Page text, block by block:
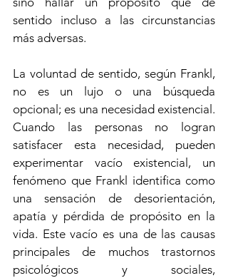
sentido incluso a las circunstancias
más adversas.
La voluntad de sentido, según Frankl,
no es un lujo o una búsqueda
opcional; es una necesidad existencial.
Cuando las personas no logran
satisfacer esta necesidad, pueden
experimentar vacío existencial, un
fenómeno que Frankl identifica como
una sensación de desorientación,
apatía y pérdida de propósito en la
vida. Este vacío es una de las causas
principales de muchos trastornos
psicológicos y sociales,